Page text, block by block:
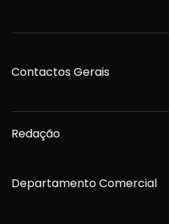
Contactos Gerais
Redação
Departamento Comercial